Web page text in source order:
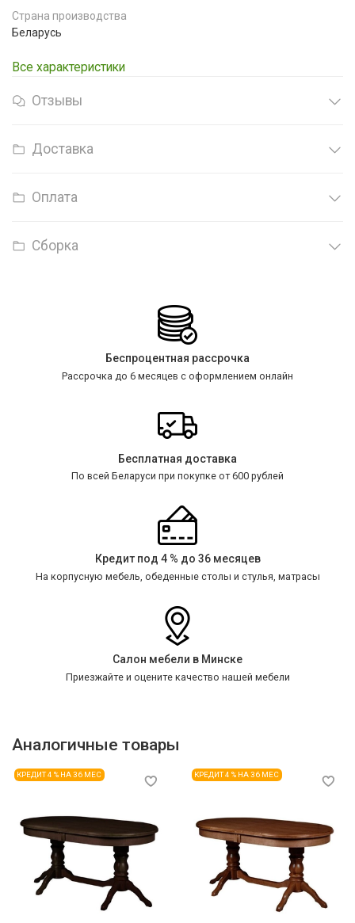
Страна производства
Беларусь
Все характеристики
Отзывы
Доставка
Оплата
Сборка
Беспроцентная рассрочка
Рассрочка до 6 месяцев с оформлением онлайн
Бесплатная доставка
По всей Беларуси при покупке от 600 рублей
Кредит под 4 % до 36 месяцев
На корпусную мебель, обеденные столы и стулья, матрасы
Салон мебели в Минске
Приезжайте и оцените качество нашей мебели
Аналогичные товары
КРЕДИТ 4 % НА 36 МЕС КРЕДИТ 4 % НА 36 МЕС